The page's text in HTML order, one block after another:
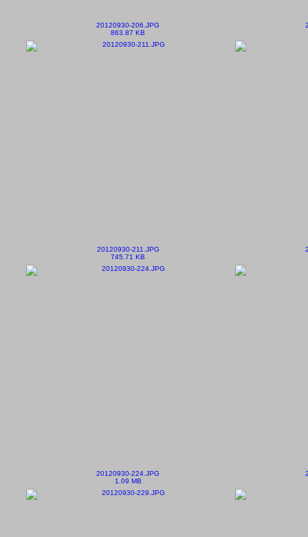
20120930-206.JPG
863.87 KB
20120930-211.JPG
745.71 KB
20120930-224.JPG
1.09 MB